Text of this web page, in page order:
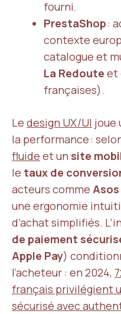
fourni.
PrestaShop:
contexte
catalogue et
La Redoute et
françaises).
Le design UX/UI joue
la performance :
fluide et un site
le taux de
acteurs comme Asos
une ergonomie
d’achat simplifiés.
de paiement
Apple Pay)
l’acheteur : en 2024,
français privilégient
sécurisé avec